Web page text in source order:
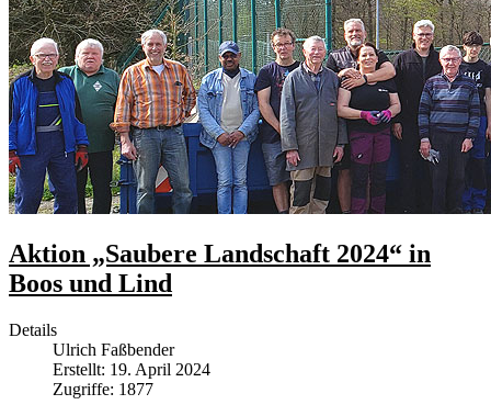
Aktion „Saubere Landschaft 2024“ in
Boos und Lind
Details
Ulrich Faßbender
Erstellt: 19. April 2024
Zugriffe: 1877